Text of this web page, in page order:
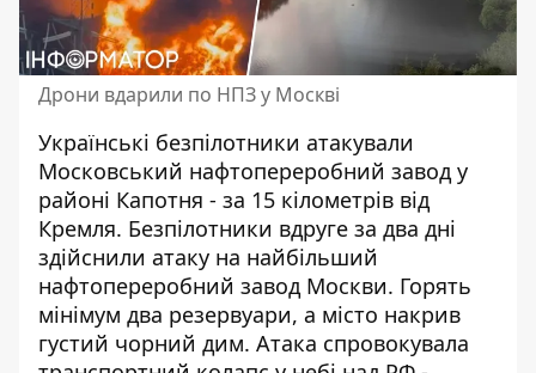
Дрони вдарили по НПЗ у Москві
Українські безпілотники атакували
Московський нафтопереробний завод у
районі Капотня - за 15 кілометрів від
Кремля. Безпілотники вдруге за два дні
здійснили атаку на найбільший
нафтопереробний завод Москви. Горять
мінімум два резервуари, а місто накрив
густий чорний дим. Атака спровокувала